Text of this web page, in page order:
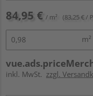
84,95 € / m² (83,25 € /
m²
inkl. MwSt. zzgl.